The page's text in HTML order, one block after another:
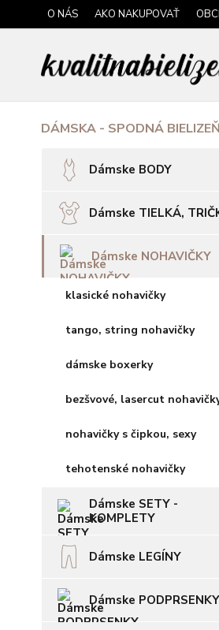
O NÁS AKO NAKUPOVAŤ
DÁMSKA - SPODNÁ BIELIZEŇ
Dámske BODY
Dámske TIELKÁ,
Dámske NOHAVIČKY
klasické nohavičky
tango, string nohavičky
dámske boxerky
bezšvové, lasercut
nohavičky s čipkou, sexy
tehotenské nohavičky
Dámske SETY -
KOMPLETY
Dámske LEGÍNY
Dámske PODPRSENKY